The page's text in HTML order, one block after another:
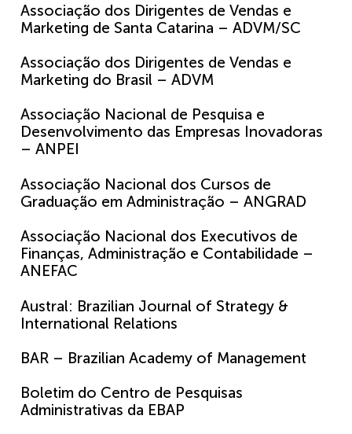
Associação dos Dirigentes de Vendas e
Marketing de Santa Catarina – ADVM/SC
Associação dos Dirigentes de Vendas e
Marketing do Brasil – ADVM
Associação Nacional de Pesquisa e
Desenvolvimento das Empresas Inovadoras
– ANPEI
Associação Nacional dos Cursos de
Graduação em Administração – ANGRAD
Associação Nacional dos Executivos de
Finanças, Administração e Contabilidade –
ANEFAC
Austral: Brazilian Journal of Strategy &
International Relations
BAR – Brazilian Academy of Management
Boletim do Centro de Pesquisas
Administrativas da EBAP